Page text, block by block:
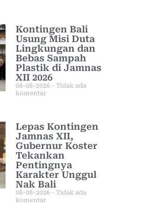
Kontingen Bali
Usung Misi Duta
Lingkungan dan
Bebas Sampah
Plastik di Jamnas
XII 2026
08-08-2026
Tidak ada
komentar
Lepas Kontingen
Jamnas XII,
Gubernur Koster
Tekankan
Pentingnya
Karakter Unggul
Nak Bali
08-08-2026
Tidak ada
komentar